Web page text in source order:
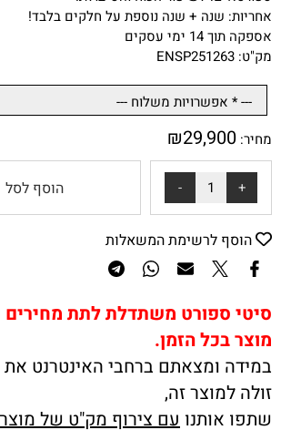
אחריות: שנה + שנה נוספת על חלקים בלבד!
אספקה תוך 14 ימי עסקים
מק"ט: ENSP251263
מחיר: ₪29,900
הוסף לסל
הוסף לרשימת המשאלות
סיטי ספורט משתדלת לתת מחירים
מוצר בכל הזמן.
במידה ומצאתם ברחבי האינטרנט
זולה למוצר זה,
שתפו אותנו עם צירוף מק"ט של